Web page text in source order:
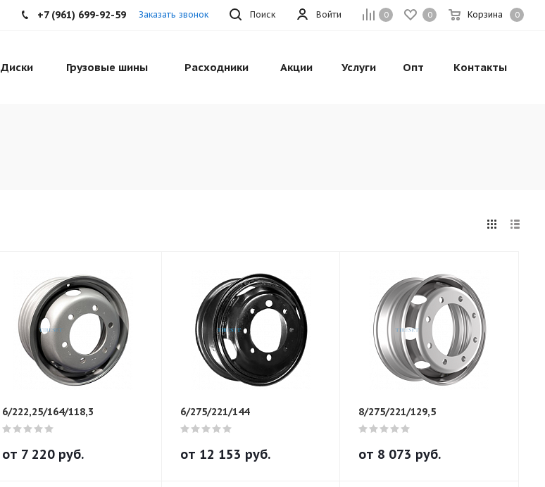
0 0 Корзина 0
Войти
Поиск
+7 (961) 699-92-59 Заказать звонок
Диски Грузовые шины Расходники Акции Услуги Опт Контакты
6/222,25/164/118,3
от 7 220 руб.
6/275/221/144
от 12 153 руб.
8/275/221/129,5
от 8 073 руб.